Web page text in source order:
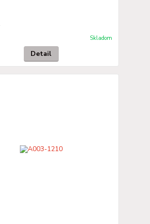
Skladom
Detail